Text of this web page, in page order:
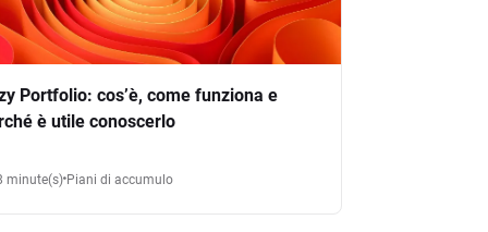
Portfolio: cos’è, come funziona e
è utile conoscerlo
minute(s) Piani di accumulo